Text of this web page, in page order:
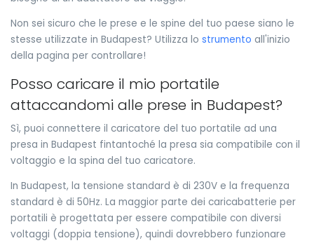
Non sei sicuro che le prese e le spine del tuo paese siano le
stesse utilizzate in Budapest? Utilizza lo strumento all'inizio
della pagina per controllare!
Posso caricare il mio portatile
attaccandomi alle prese in Budapest?
Sì, puoi connettere il caricatore del tuo portatile ad una
presa in Budapest fintantoché la presa sia compatibile con il
voltaggio e la spina del tuo caricatore.
In Budapest, la tensione standard è di 230V e la frequenza
standard è di 50Hz. La maggior parte dei caricabatterie per
portatili è progettata per essere compatibile con diversi
voltaggi (doppia tensione), quindi dovrebbero funzionare